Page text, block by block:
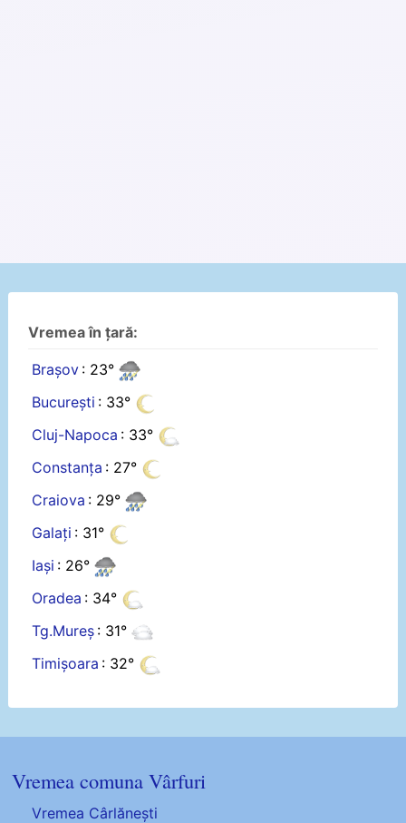
Vremea în țară:
Brașov : 23°
București : 33°
Cluj-Napoca : 33°
Constanța : 27°
Craiova : 29°
Galați : 31°
Iași : 26°
Oradea : 34°
Tg.Mureș : 31°
Timișoara : 32°
Vremea comuna Vârfuri
Vremea Cârlănești